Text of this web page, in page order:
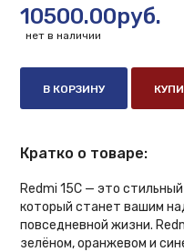
10500.00руб.
нет в наличии
В КОРЗИНУ
Кратко о товаре:
Redmi 15C — это
который станет вашим
повседневной жизни.
зелёном, оранжевом и